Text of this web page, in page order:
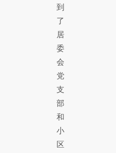
到
了
居
委
会
党
支
部
和
小
区